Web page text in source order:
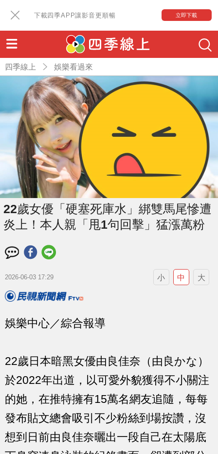
下載四季APP讓影音更順暢 立即下載
四季線上 娛樂看過來
22歲女優「硬塞死庫水」綁雙馬尾慘遭
炎上！本人親「甩1句回擊」猛漲萬粉
2026-06-03 17:29 小 中 大
娛樂中心／綜合報導
22歲日本暗黑女優由良佳奈（由良かな）
於2022年出道，以可愛外貌獲得不小關注
的她，在推特擁有15萬名網友追隨，每每
發布貼文總會吸引不少粉絲到場按讚，沒
想到日前由良佳奈曬出一段自己在太陽底